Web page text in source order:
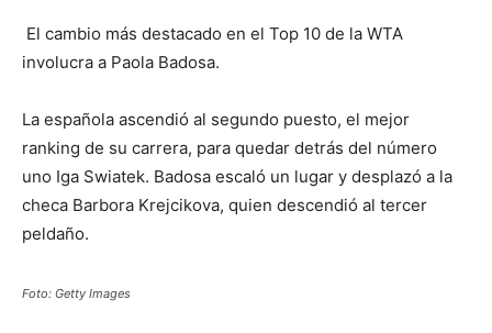
El cambio más destacado en el Top 10 de la WTA
involucra a Paola Badosa.
La española ascendió al segundo puesto, el mejor
ranking de su carrera, para quedar detrás del número
uno Iga Swiatek. Badosa escaló un lugar y desplazó a la
checa Barbora Krejcikova, quien descendió al tercer
peldaño.
Foto: Getty Images